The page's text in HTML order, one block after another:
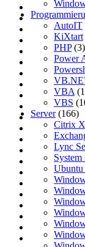
AutoIT
KiXtart
PHP(3)
Power
VBA
VBS
Server(166)
Citrix
Lync
System
Ubuntu